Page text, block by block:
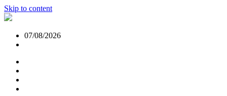
Skip to content
07/08/2026